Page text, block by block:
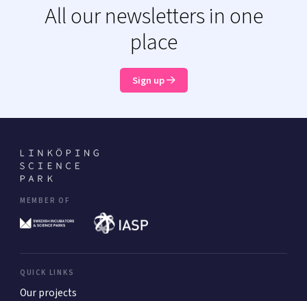
All our newsletters in one
place
Sign up
MEMBER OF
QUICK LINKS
Our projects